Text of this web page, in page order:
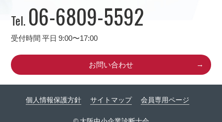
Tel. 06-6809-5592
受付時間 平日 9:00〜17:00
お問い合わせ
個人情報保護方針 サイトマップ 会員専用ページ